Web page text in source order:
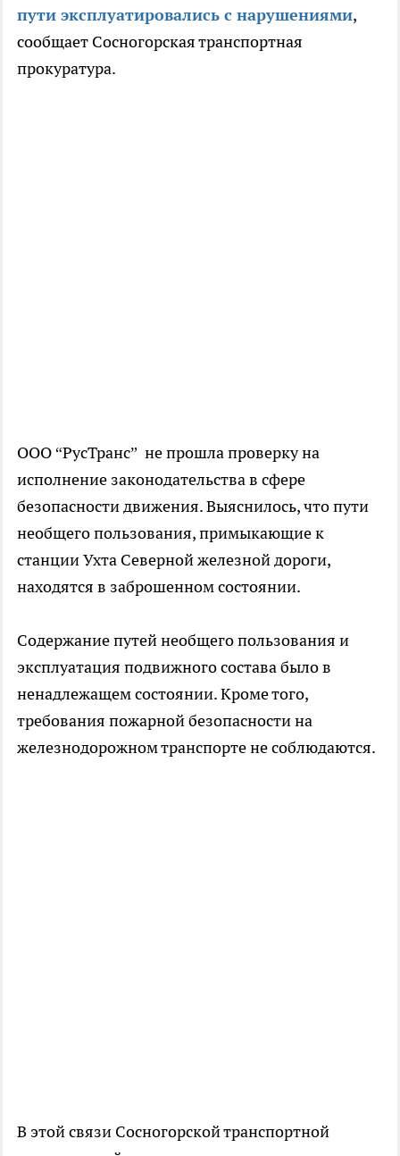
пути эксплуатировались с нарушениями,
сообщает Сосногорская транспортная
прокуратура.
ООО “РусТранс” не прошла проверку на
исполнение законодательства в сфере
безопасности движения. Выяснилось, что пути
необщего пользования, примыкающие к
станции Ухта Северной железной дороги,
находятся в заброшенном состоянии.
Содержание путей необщего пользования и
эксплуатация подвижного состава было в
ненадлежащем состоянии. Кроме того,
требования пожарной безопасности на
железнодорожном транспорте не соблюдаются.
В этой связи Сосногорской транспортной